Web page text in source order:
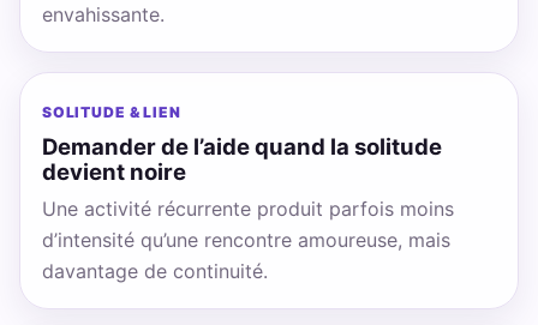
envahissante.
SOLITUDE & LIEN
Demander de l’aide quand la solitude
devient noire
Une activité récurrente produit parfois moins
d’intensité qu’une rencontre amoureuse, mais
davantage de continuité.